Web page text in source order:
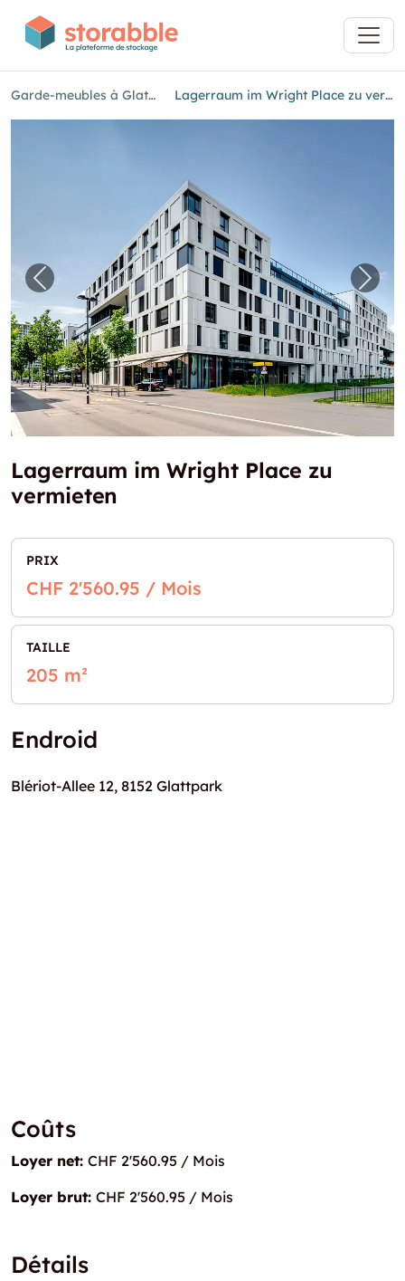
Garde-meubles à Glattpark Lagerraum im Wright Place zu vermieten
Image précédente pour "Lagerraum im
Lagerraum im Wright Place zu
vermieten
PRIX
CHF 2'560.95 / Mois
TAILLE
205 m²
Endroid
Blériot-Allee 12, 8152 Glattpark
Coûts
Loyer net: CHF 2'560.95 / Mois
Loyer brut: CHF 2'560.95 / Mois
Détails